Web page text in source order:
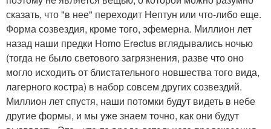
сказать, что "в нее" переходит Нептун или что-либо еще.
Форма созвездия, кроме того, эфемерна. Миллион лет
назад наши предки Homo Erectus вглядывались ночью
(тогда не было светового загрязнения, разве что оно
могло исходить от блистательного новшества того вида,
лагерного костра) в набор совсем других созвездий.
Миллион лет спустя, наши потомки будут видеть в небе
другие формы, и мы уже знаем точно, как они будут